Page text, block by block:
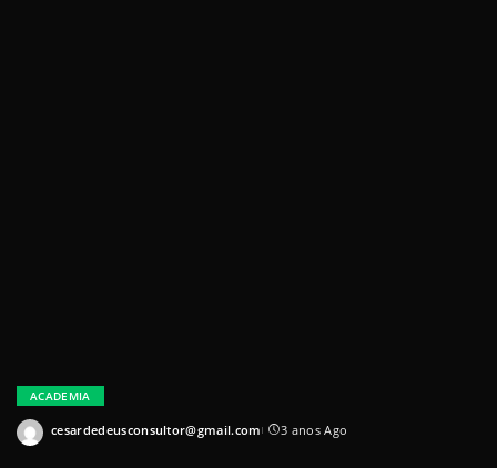
ACADEMIA
cesardedeusconsultor@gmail.com 3 anos Ago